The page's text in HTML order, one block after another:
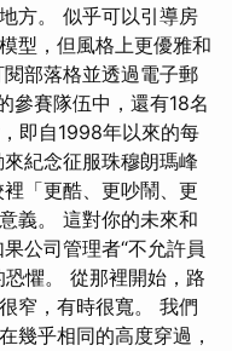
方。 似乎可以引導房
型，但風格上更優雅和
部落格並透過電子郵
參賽隊伍中，還有18名
即自1998年以來的每
紀念征服珠穆朗瑪峰
「更酷、更吵鬧、更
義。 這對你的未來和
公司管理者“不允許員
懼。 從那裡開始，路
窄，有時很寬。 我們
幾乎相同的高度穿過，